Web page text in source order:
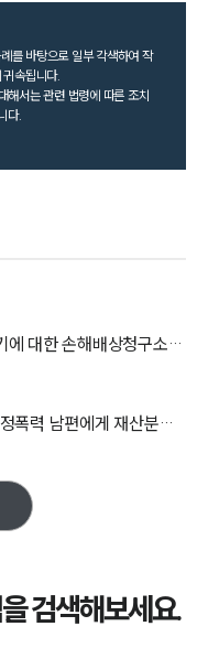
를 바탕으로 일부 각색하여 작
속됩니다.
해서는 관련 법령에 따른 조치
다.
[이혼변호사 승소사례] 법원, 사실혼파기에 대한 손해배상청구소송 원고 측 손 들어줘
[재판이혼소송 1억 지급] 가사변호사 가정폭력 남편에게 재산분할·위자료 1억 지급 판결받아내
검색해보세요.